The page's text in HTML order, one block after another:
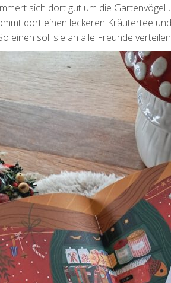
sich dort gut um die
dort einen leckeren Kräutertee
einen soll sie an alle Freunde